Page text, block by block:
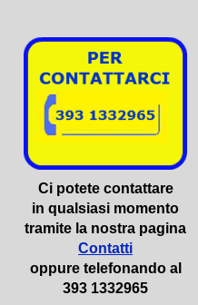
Ci potete contattare
in qualsiasi momento
tramite la nostra pagina
Contatti
oppure telefonando al
393 1332965